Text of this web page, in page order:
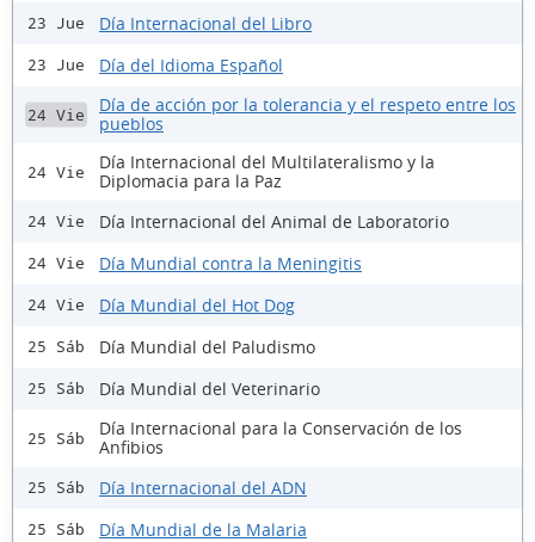
23 Jue Día Internacional del Libro
23 Jue Día del Idioma Español
24 Vie
Día de acción por la tolerancia y el respeto entre los
pueblos
24 Vie
Día Internacional del Multilateralismo y la
Diplomacia para la Paz
24 Vie Día Internacional del Animal de Laboratorio
24 Vie Día Mundial contra la Meningitis
24 Vie Día Mundial del Hot Dog
25 Sáb Día Mundial del Paludismo
25 Sáb Día Mundial del Veterinario
25 Sáb
Día Internacional para la Conservación de los
Anfibios
25 Sáb Día Internacional del ADN
25 Sáb Día Mundial de la Malaria